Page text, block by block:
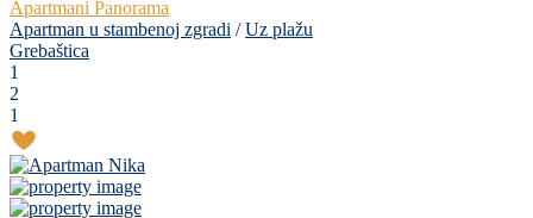
Apartmani Panorama
Apartman u stambenoj zgradi /Uz plažu
Grebaštica
1
2
1